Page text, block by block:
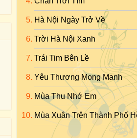
Hà Nội Ngày Trở Về
Trời Hà Nội Xanh
Trái Tim Bên Lề
Yêu Thương Mong Manh
Mùa Thu Nhớ Em
Mùa Xuân Trên Thành Phố